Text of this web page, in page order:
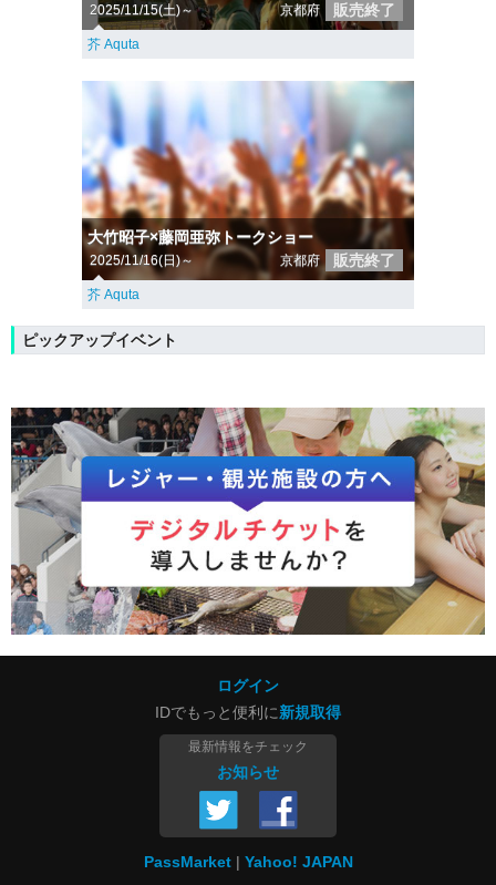
2025/11/15(土)～ 京都府 販売終了
芥 Aquta
大竹昭子×藤岡亜弥トークショー
2025/11/16(日)～ 京都府 販売終了
芥 Aquta
ピックアップイベント
ログイン
IDでもっと便利に新規取得
最新情報をチェック
お知らせ
PassMarket Yahoo! JAPAN